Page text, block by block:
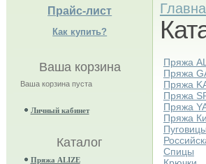
Прайс-лист
Как купить?
Ваша корзина
Ваша корзина пуста
Личный кабинет
Каталог
Пряжа ALIZE
Пряжа
Пряжа
Пряжа
Пряжа
Пряжа
Пряжа
Пуговицы
Спицы